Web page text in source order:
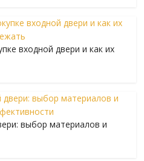
входной двери и как их
выбор материалов и